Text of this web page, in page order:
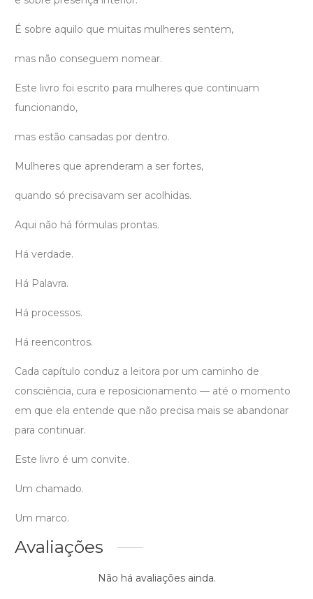
É sobre aquilo que muitas mulheres sentem,
mas não conseguem nomear.
Este livro foi escrito para mulheres que continuam
funcionando,
mas estão cansadas por dentro.
Mulheres que aprenderam a ser fortes,
quando só precisavam ser acolhidas.
Aqui não há fórmulas prontas.
Há verdade.
Há Palavra.
Há processos.
Há reencontros.
Cada capítulo conduz a leitora por um caminho de
consciência, cura e reposicionamento — até o momento
em que ela entende que não precisa mais se abandonar
para continuar.
Este livro é um convite.
Um chamado.
Um marco.
Avaliações
Não há avaliações ainda.